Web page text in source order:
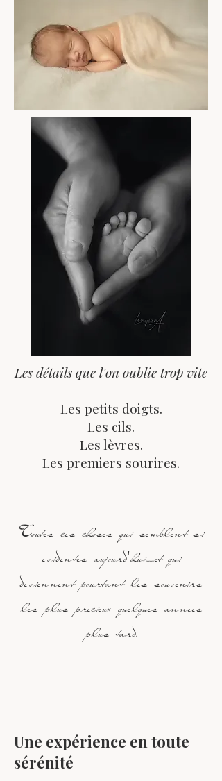
Les détails que l'on oublie trop vite
Les petits doigts.
Les cils.
Les lèvres.
Les premiers sourires.
Toutes ces choses qui semblent si
evidentes aujourd'hui......et qui
deviennent pourtant les souvenirs
les plus precieux quelques annees
plus tard.
Une expérience en toute
sérénité